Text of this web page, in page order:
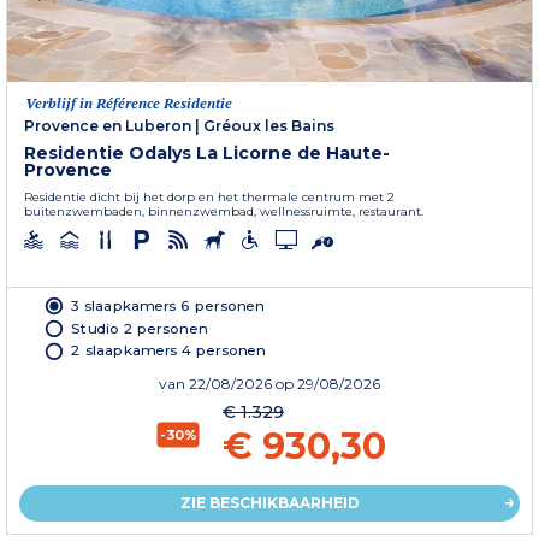
Verblijf in Référence Residentie
Provence en Luberon
Gréoux les Bains
Residentie Odalys La Licorne de Haute-
Provence
Residentie dicht bij het dorp en het thermale centrum met 2
buitenzwembaden, binnenzwembad, wellnessruimte, restaurant.
3 slaapkamers 6 personen
Studio 2 personen
2 slaapkamers 4 personen
van 22/08/2026 op 29/08/2026
-30%
€ 1.329
€ 930,30
ZIE BESCHIKBAARHEID